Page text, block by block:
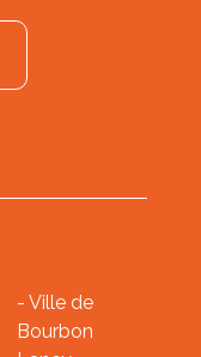
- Ville de
Bourbon